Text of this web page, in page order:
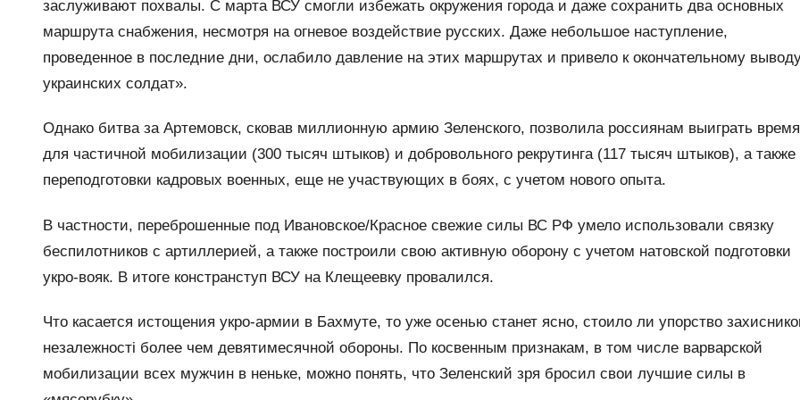
заслуживают похвалы. С марта ВСУ смогли избежать окружения города и даже сохранить два основных
маршрута снабжения, несмотря на огневое воздействие русских. Даже небольшое наступление,
проведенное в последние дни, ослабило давление на этих маршрутах и привело к окончательному
украинских солдат».
Однако битва за Артемовск, сковав миллионную армию Зеленского, позволила россиянам выиграть время
для частичной мобилизации (300 тысяч штыков) и добровольного рекрутинга (117 тысяч штыков), а также
переподготовки кадровых военных, еще не участвующих в боях, с учетом нового опыта.
В частности, переброшенные под Ивановское/Красное свежие силы ВС РФ умело использовали связку
беспилотников с артиллерией, а также построили свою активную оборону с учетом натовской подготовки
укро-вояк. В итоге констранступ ВСУ на Клещеевку провалился.
Что касается истощения укро-армии в Бахмуте, то уже осенью станет ясно, стоило ли упорство
незалежностi более чем девятимесячной обороны. По косвенным признакам, в том числе варварской
мобилизации всех мужчин в неньке, можно понять, что Зеленский зря бросил свои лучшие силы в